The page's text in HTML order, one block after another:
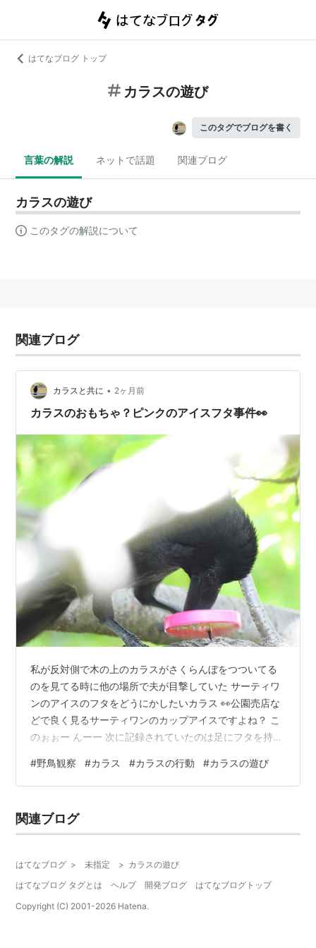
はてなブログ トップ
カラスの遊び
このタグでブログを書く
言葉の解説 ネットで話題 関連ブログ
カラスの遊び
このタグの解説について
関連ブログ
カラスと共に • 2ヶ月前
カラスのおもちゃ？ピンクのアイスフタ事件👀
私が反対側で木の上のカラスがさくらんぼをつついてる
のを見てる時に他の場所で夫が目撃していた サーティワ
ンのアイスのフタをどうにかしたいカラス 👀公園売店な
どで良く見るサーティワンのカップアイスですよね？ こ
のぉぉー んーー 次に記録されていたのは足にフタを持つ
わけたかった？？ さすがに巣材にするには固いし小さい
と思うので 遊んでいたのか、色味的に集めているのか
ス。 私はこのカラス見れてないんです！！ 私が見てたの
はこちらのさくらんぼを食べようとしてるカラス 私が見
#野鳥観察 #カラス #カラスの行動 #カラスの遊び
関連ブログ
はてなブログ > 未指定 > カラスの遊び
はてなブログ タグとは
ヘルプ 開発ブログ
はてなブログトップ
Copyright (C) 2001-2026 Hatena.